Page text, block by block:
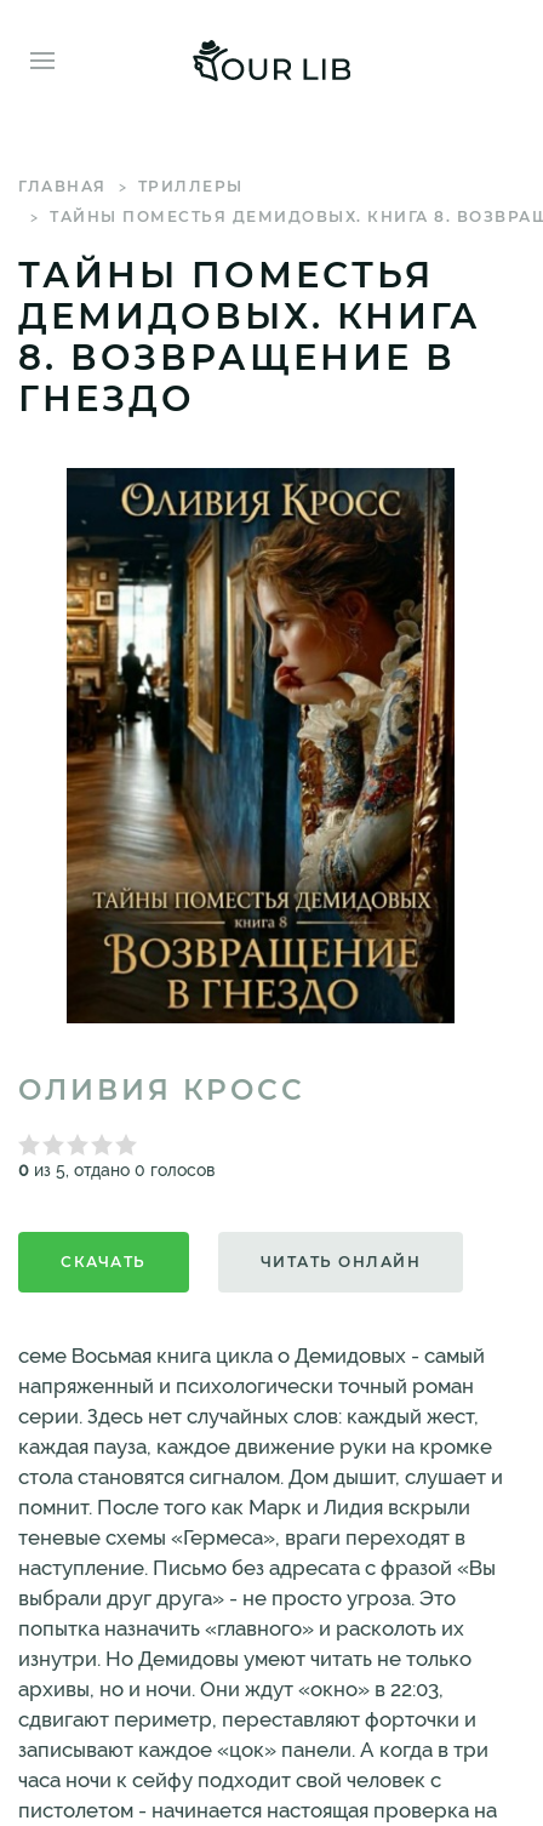
ГЛАВНАЯ
ТРИЛЛЕРЫ
ТАЙНЫ ПОМЕСТЬЯ ДЕМИДОВЫХ. КНИГА 8.
ТАЙНЫ ПОМЕСТЬЯ
ДЕМИДОВЫХ. КНИГА
8. ВОЗВРАЩЕНИЕ В
ГНЕЗДО
ОЛИВИЯ КРОСС
0 из 5, отдано 0 голосов
СКАЧАТЬ ЧИТАТЬ ОНЛАЙН
семе Восьмая книга цикла о Демидовых - самый
напряженный и психологически точный роман
серии. Здесь нет случайных слов: каждый жест,
каждая пауза, каждое движение руки на кромке
стола становятся сигналом. Дом дышит, слушает и
помнит. После того как Марк и Лидия вскрыли
теневые схемы «Гермеса», враги переходят в
наступление. Письмо без адресата с фразой «Вы
выбрали друг друга» - не просто угроза. Это
попытка назначить «главного» и расколоть их
изнутри. Но Демидовы умеют читать не только
архивы, но и ночи. Они ждут «окно» в 22:03,
сдвигают периметр, переставляют форточки и
записывают каждое «цок» панели. А когда в три
часа ночи к сейфу подходит свой человек с
пистолетом - начинается настоящая проверка на